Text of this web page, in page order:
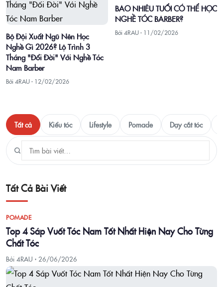
Bộ Đội Xuất Ngũ Nên Học
Nghề Gì 2026? Lộ Trình 3
Tháng "Đổi Đời" Với Nghề Tóc
Nam Barber
Bởi 4RAU · 12/02/2026
BAO NHIÊU TUỔI CÓ THỂ HỌC
NGHỀ TÓC BARBER?
Bởi 4RAU · 11/02/2026
Tất cả Kiểu tóc Lifestyle Pomade Dạy cắt tóc
Tất Cả Bài Viết
POMADE
Top 4 Sáp Vuốt Tóc Nam Tốt Nhất Hiện Nay Cho Từng
Chất Tóc
Bởi 4RAU · 26/06/2026